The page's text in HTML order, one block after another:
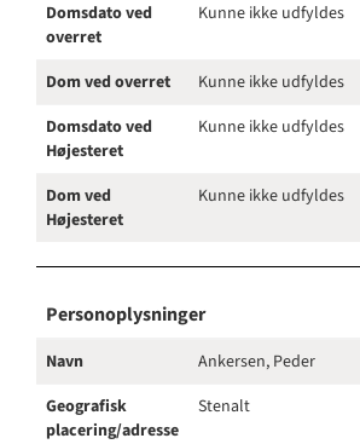
Domsdato ved
overret
Kunne ikke udfyldes
Dom ved overret
Kunne ikke udfyldes
Domsdato ved
Højesteret
Kunne ikke udfyldes
Dom ved
Højesteret
Kunne ikke udfyldes
Personoplysninger
Navn
Ankersen, Peder
Geografisk
placering/adresse
Stenalt